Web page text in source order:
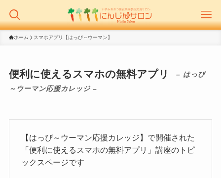
ホーム スマホアプリ【はっぴ～ウーマン】
便利に使えるスマホの無料アプリ
– はっぴ
～ウーマン応援カレッジ –
【はっぴ～ウーマン応援カレッジ】で開催された
「便利に使えるスマホの無料アプリ」講座のトピ
ックスページです